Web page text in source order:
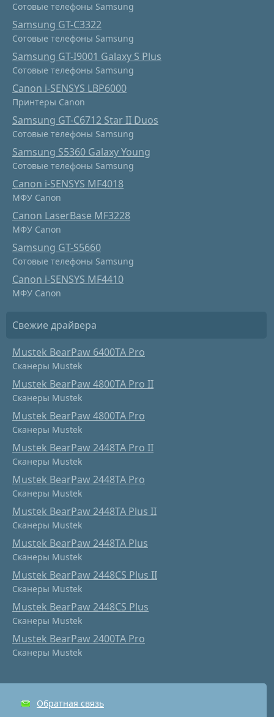
Сотовые телефоны Samsung
Samsung GT-C3322
Сотовые телефоны Samsung
Samsung GT-I9001 Galaxy S Plus
Сотовые телефоны Samsung
Canon i-SENSYS LBP6000
Принтеры Canon
Samsung GT-C6712 Star II Duos
Сотовые телефоны Samsung
Samsung S5360 Galaxy Young
Сотовые телефоны Samsung
Canon i-SENSYS MF4018
МФУ Canon
Canon LaserBase MF3228
МФУ Canon
Samsung GT-S5660
Сотовые телефоны Samsung
Canon i-SENSYS MF4410
МФУ Canon
Свежие драйвера
Mustek BearPaw 6400TA Pro
Сканеры Mustek
Mustek BearPaw 4800TA Pro II
Сканеры Mustek
Mustek BearPaw 4800TA Pro
Сканеры Mustek
Mustek BearPaw 2448TA Pro II
Сканеры Mustek
Mustek BearPaw 2448TA Pro
Сканеры Mustek
Mustek BearPaw 2448TA Plus II
Сканеры Mustek
Mustek BearPaw 2448TA Plus
Сканеры Mustek
Mustek BearPaw 2448CS Plus II
Сканеры Mustek
Mustek BearPaw 2448CS Plus
Сканеры Mustek
Mustek BearPaw 2400TA Pro
Сканеры Mustek
Обратная связь